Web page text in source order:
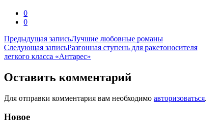
0
0
Навигация
по
Предыдущая записьЛучшие любовные романы
Следующая записьРазгонная ступень для ракетоносителя
легкого класса «Антарес»
Оставить комментарий
Для отправки комментария вам необходимо авторизоваться.
Новое